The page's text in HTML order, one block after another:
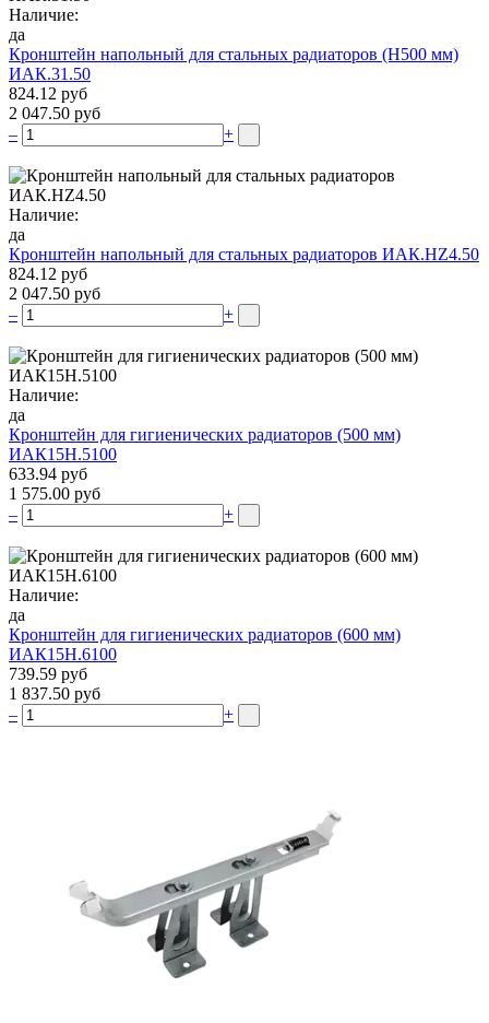
Наличие:
да
Кронштейн напольный для стальных радиаторов (Н500 мм)
ИАК.31.50
824.12 руб
2 047.50 руб
–
+
Наличие:
да
Кронштейн напольный для стальных радиаторов ИАК.НZ4.50
824.12 руб
2 047.50 руб
–
+
Наличие:
да
Кронштейн для гигиенических радиаторов (500 мм)
ИАК15Н.5100
633.94 руб
1 575.00 руб
–
+
Наличие:
да
Кронштейн для гигиенических радиаторов (600 мм)
ИАК15Н.6100
739.59 руб
1 837.50 руб
–
+